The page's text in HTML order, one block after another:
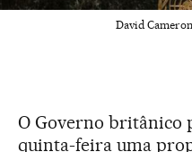
David
O Governo britânico
quinta-feira uma